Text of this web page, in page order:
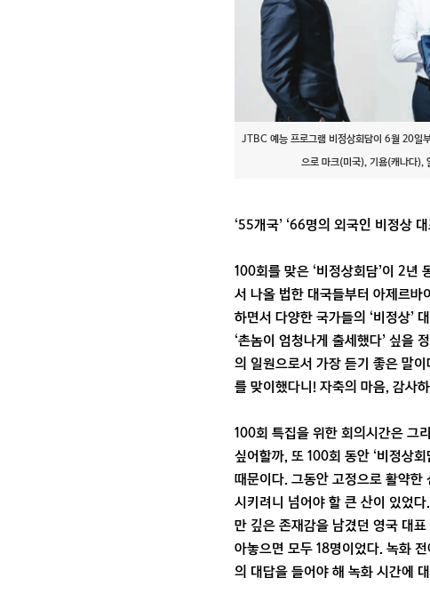
JTBC 예능 프로그램 비정상회담이 6월 20일
으로 마크(미국), 기욤(캐나다),
‘55개국’ ‘66명의 외국인 비정상
100회를 맞은 ‘비정상회담’이 2년
서 나올 법한 대국들부터 아제르바
하면서 다양한 국가들의 ‘비정상’
‘촌놈이 엄청나게 출세했다’ 싶을
의 일원으로서 가장 듣기 좋은 말
를 맞이했다니! 자축의 마음, 감사
100회 특집을 위한 회의시간은 그
싶어할까, 또 100회 동안 ‘비정상
때문이다. 그동안 고정으로 활약
시키려니 넘어야 할 큰 산이 있었
만 깊은 존재감을 남겼던 영국 대
아놓으면 모두 18명이었다. 녹화
의 대답을 들어야 해 녹화 시간에